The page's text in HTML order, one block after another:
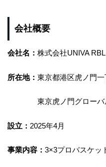
会社概要
会社名： 株式会社UNIVA RBL
所在地： 東京都港区虎ノ門
東京虎ノ門グローバル
設立： 2025年4月
事業内容： 3×3プロバスケッ